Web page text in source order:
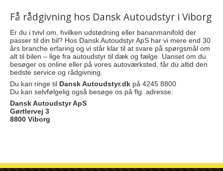
Få rådgivning hos Dansk Autoudstyr i Viborg
Er du i tvivl om, hvilken udstødning eller bananmanifold der
passer til din bil? Hos Dansk Autoudstyr ApS har vi mere end 30
års branche erfaring og vi står klar til at svare på spørgsmål om
alt til bilen – lige fra autoudstyr til dæk og fælge. Uanset om du
besøger os online eller på vores autoværksted, får du altid den
bedste service og rådgivning.
Du kan ringe til Dansk Autoudstyr.dk på 4245 8800
Du kan selvfølgelig også besøge os på flg. adresse:
Dansk Autoudstyr ApS
Gørtlervej 3
8800 Viborg